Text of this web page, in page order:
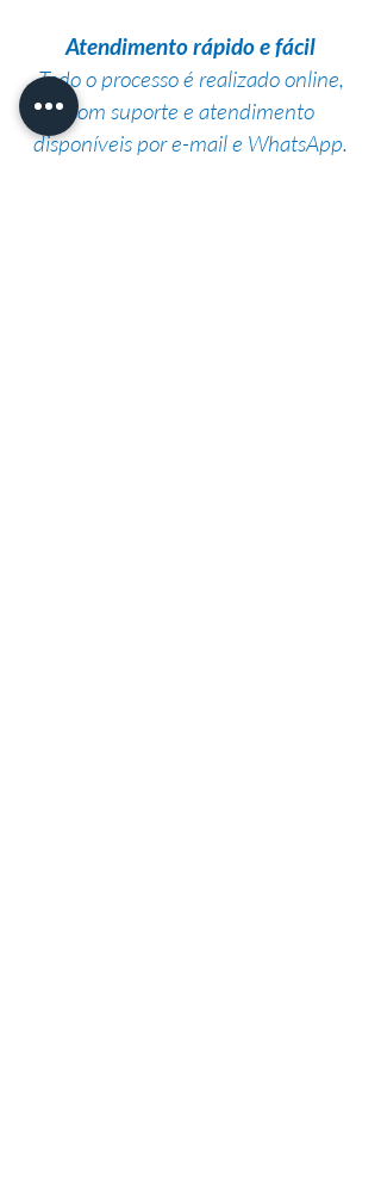
Atendimento rápido e fácil
Todo o processo é realizado online,
com suporte e atendimento
disponíveis por e-mail e WhatsApp.